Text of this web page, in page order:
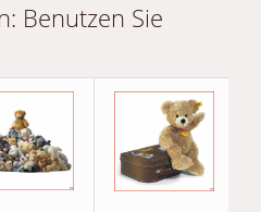
Benutzen Sie